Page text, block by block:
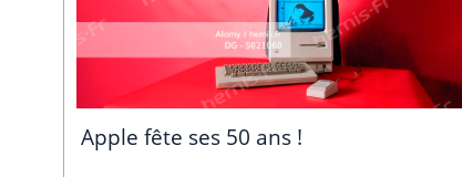
Apple fête ses 50 ans !